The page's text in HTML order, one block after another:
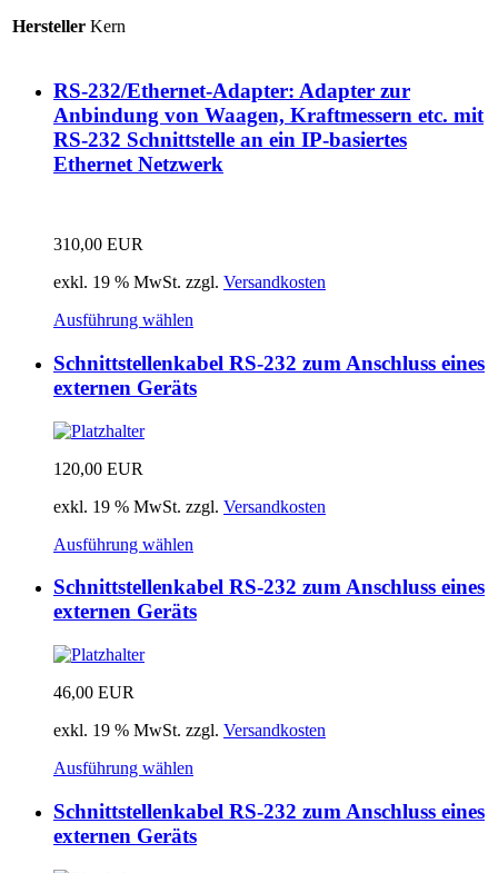
Hersteller Kern
RS-232/Ethernet-Adapter: Adapter zur
Anbindung von Waagen, Kraftmessern etc. mit
RS-232 Schnittstelle an ein IP-basiertes
Ethernet Netzwerk
310,00 EUR
exkl. 19 % MwSt. zzgl. Versandkosten
Ausführung wählen
Schnittstellenkabel RS-232 zum Anschluss eines
externen Geräts
120,00 EUR
exkl. 19 % MwSt. zzgl. Versandkosten
Ausführung wählen
Schnittstellenkabel RS-232 zum Anschluss eines
externen Geräts
46,00 EUR
exkl. 19 % MwSt. zzgl. Versandkosten
Ausführung wählen
Schnittstellenkabel RS-232 zum Anschluss eines
externen Geräts